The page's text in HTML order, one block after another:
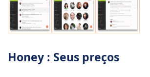
Honey : Seus preços